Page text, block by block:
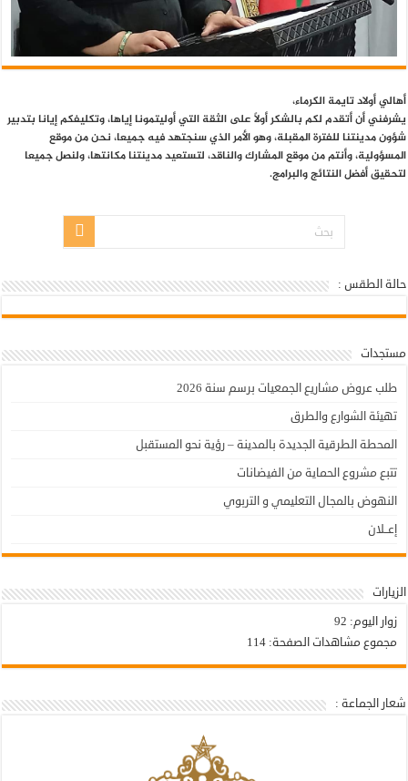
أهالي أولاد تايمة الكرماء،
يشرفني أن أتقدم لكم بالشكر أولاً على الثقة التي أوليتمونا إياها، وتكليفكم إيانا بتدبير
شؤون مدينتنا للفترة المقبلة، وهو الأمر الذي سنجتهد فيه جميعا، نحن من موقع
المسؤولية، وأنتم من موقع المشارك والناقد، لتستعيد مدينتنا مكانتها، ولنصل جميعا
لتحقيق أفضل النتائج والبرامج.
حالة الطقس :
أولاد تايمة - حالة الطقس
مستجدات
طلب عروض مشاريع الجمعيات برسم سنة 2026
تهيئة الشوارع والطرق
المحطة الطرقية الجديدة بالمدينة – رؤية نحو المستقبل
تتبع مشروع الحماية من الفيضانات
النهوض بالمجال التعليمي و التربوي
إعــلان
الزيارات
زوار اليوم: 92
مجموع مشاهدات الصفحة:114
شعار الجماعة :